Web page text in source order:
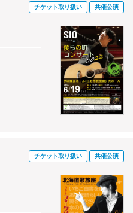
チケット取り扱い 共催公演
チケット取り扱い 共催公演